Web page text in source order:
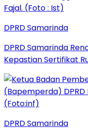
DPRD Samarinda
DPRD Samarinda
Kepastian Sertifikat
DPRD Samarinda